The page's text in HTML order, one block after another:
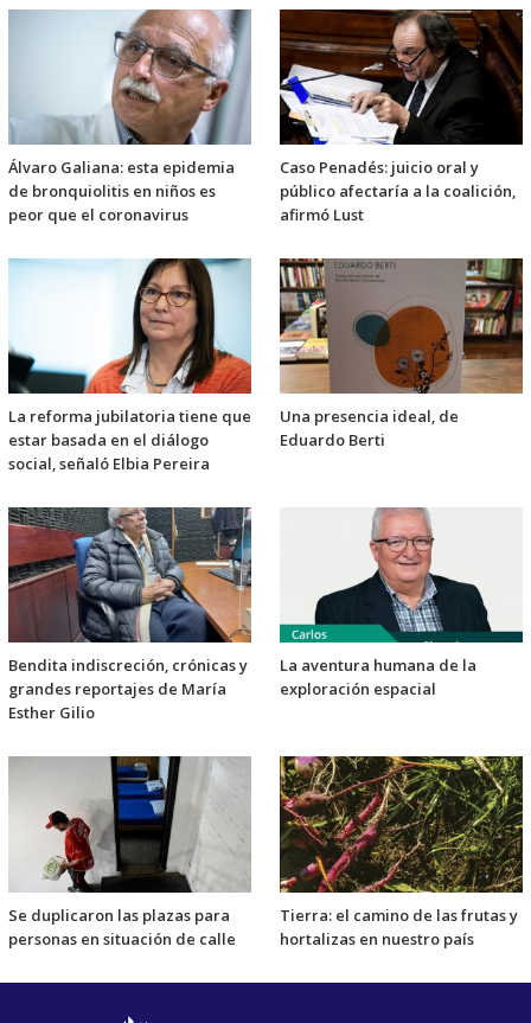
Álvaro Galiana: esta epidemia
de bronquiolitis en niños es
peor que el coronavirus
Caso Penadés: juicio oral y
público afectaría a la coalición,
afirmó Lust
La reforma jubilatoria tiene que
estar basada en el diálogo
social, señaló Elbia Pereira
Una presencia ideal, de
Eduardo Berti
Bendita indiscreción, crónicas y
grandes reportajes de María
Esther Gilio
La aventura humana de la
exploración espacial
Se duplicaron las plazas para
personas en situación de calle
Tierra: el camino de las frutas y
hortalizas en nuestro país